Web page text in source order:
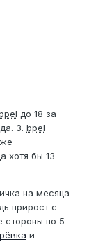
до 18 за
3. bpel
хотя бы 13
на месяца
прирост с
стороны по 5
и